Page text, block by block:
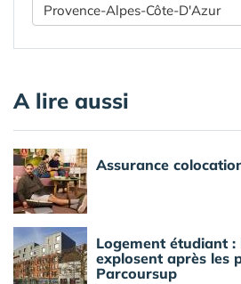
Provence-Alpes-Côte-D'Azur
A lire aussi
Assurance
Logement étudiant :
explosent après les
Parcoursup